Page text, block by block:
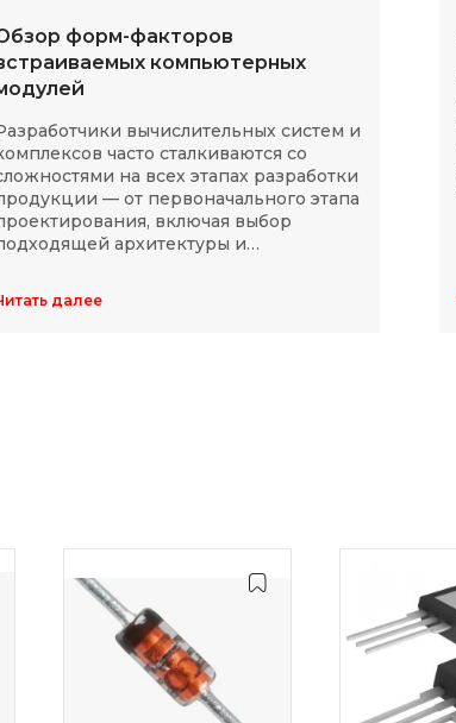
форм-факторов
компьютерных
вычислительных систем и
часто сталкиваются со
на всех этапах разработки
— от первоначального этапа
включая выбор
архитектуры и
длительного массового производства.
далее